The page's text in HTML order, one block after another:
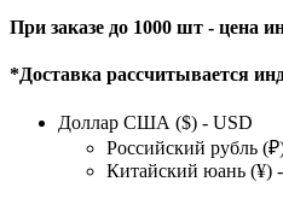
При заказе до 1000 шт - цена
*Доставка рассчитывается
Доллар США ($) - USD
Российский рубль
Китайский юань (¥)